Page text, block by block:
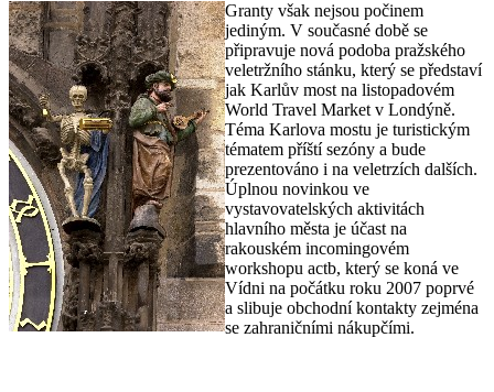
Granty však nejsou počinem
jediným. V současné době se
připravuje nová podoba pražského
veletržního stánku, který se představí
jak Karlův most na listopadovém
World Travel Market v Londýně.
Téma Karlova mostu je turistickým
tématem příští sezóny a bude
prezentováno i na veletrzích dalších.
Úplnou novinkou ve
vystavovatelských aktivitách
hlavního města je účast na
rakouském incomingovém
workshopu actb, který se koná ve
Vídni na počátku roku 2007 poprvé
a slibuje obchodní kontakty zejména
se zahraničními nákupčími.